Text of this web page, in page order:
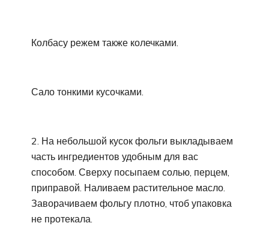
Колбасу режем также колечками.
Сало тонкими кусочками.
2. На небольшой кусок фольги выкладываем
часть ингредиентов удобным для вас
способом. Сверху посыпаем солью, перцем,
приправой. Наливаем растительное масло.
Заворачиваем фольгу плотно, чтоб упаковка
не протекала.